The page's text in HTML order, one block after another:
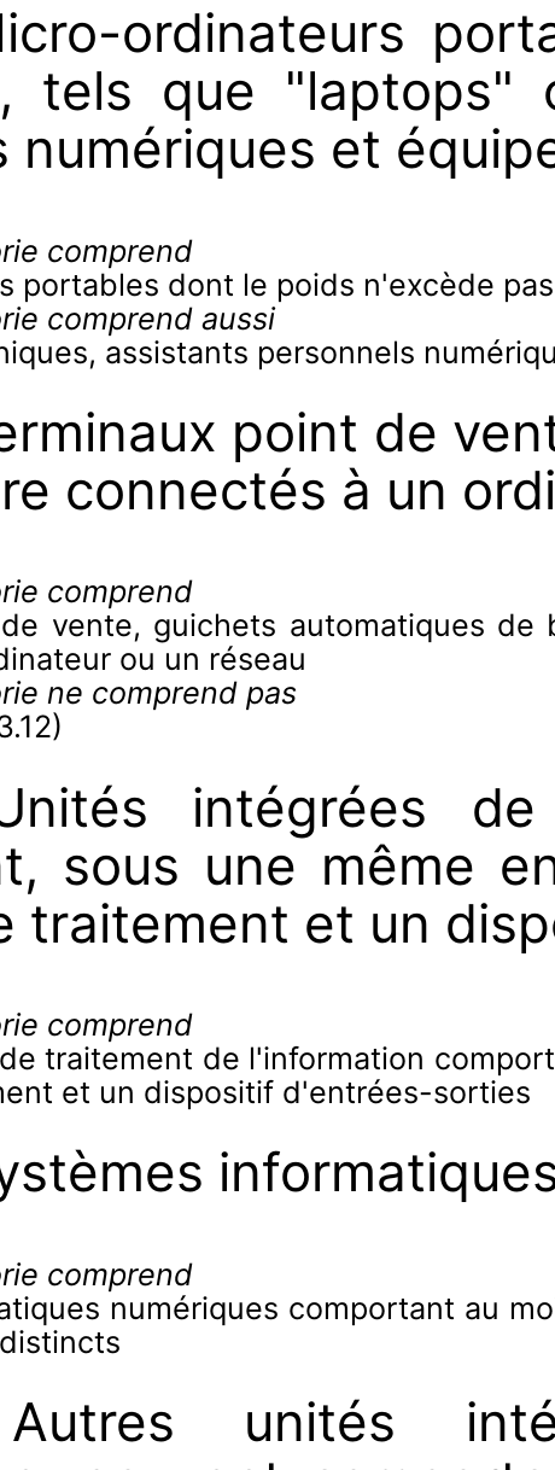
ordinateurs
tels que "laptops"
numériques et
comprend
portables dont le poids n'excède
comprend aussi
assistants personnels
point de
connectés à un
comprend
vente, guichets automatiques de
ou un réseau
ne comprend pas
intégrées
sous une même
traitement et un
comprend
traitement de l'information
et un dispositif d'entrées-sorties
comprend
numériques comportant au
Autres unités